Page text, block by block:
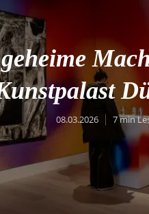
08.03.2026 7 min